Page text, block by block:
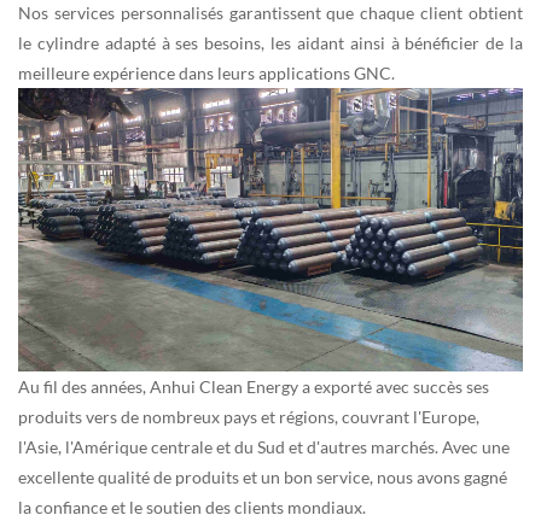
Nos services personnalisés garantissent que chaque client obtient
le cylindre adapté à ses besoins, les aidant ainsi à bénéficier de la
meilleure expérience dans leurs applications GNC.
Au fil des années, Anhui Clean Energy a exporté avec succès ses
produits vers de nombreux pays et régions, couvrant l'Europe,
l'Asie, l'Amérique centrale et du Sud et d'autres marchés. Avec une
excellente qualité de produits et un bon service, nous avons gagné
la confiance et le soutien des clients mondiaux.